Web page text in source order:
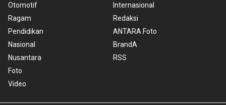
Otomotif
Ragam
Pendidikan
Nasional
Nusantara
Foto
Video
Internasional
Redaksi
ANTARA Foto
BrandA
RSS